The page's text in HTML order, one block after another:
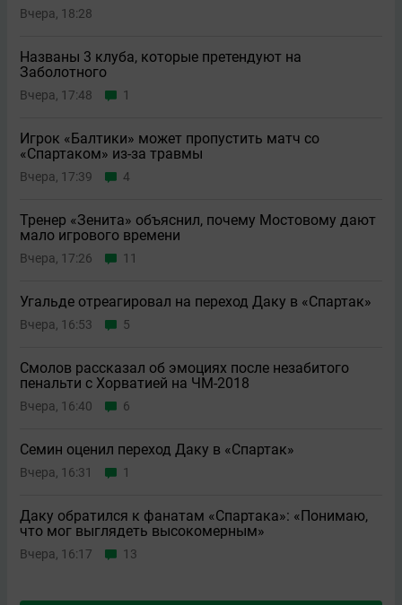
Вчера, 18:28
Названы 3 клуба, которые претендуют на
Заболотного
Вчера, 17:48 1
Игрок «Балтики» может пропустить матч со
«Спартаком» из-за травмы
Вчера, 17:39 4
Тренер «Зенита» объяснил, почему Мостовому дают
мало игрового времени
Вчера, 17:26 11
Угальде отреагировал на переход Даку в «Спартак»
Вчера, 16:53 5
Смолов рассказал об эмоциях после незабитого
пенальти с Хорватией на ЧМ-2018
Вчера, 16:40 6
Семин оценил переход Даку в «Спартак»
Вчера, 16:31 1
Даку обратился к фанатам «Спартака»: «Понимаю,
что мог выглядеть высокомерным»
Вчера, 16:17 13